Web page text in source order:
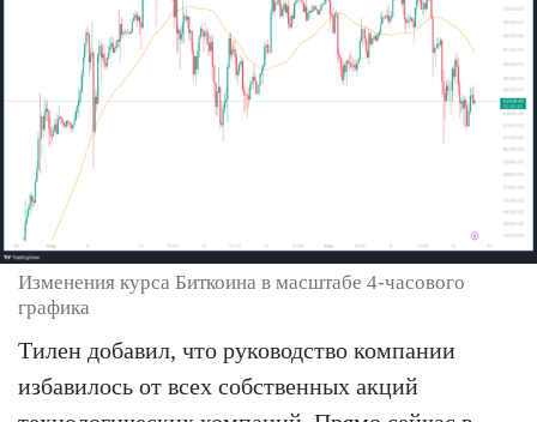
Изменения курса Биткоина в масштабе 4-часового
графика
Тилен добавил, что руководство компании
избавилось от всех собственных акций